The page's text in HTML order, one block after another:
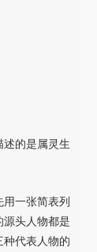
述的是属灵生
一张简表列
源头人物都是
种代表人物的